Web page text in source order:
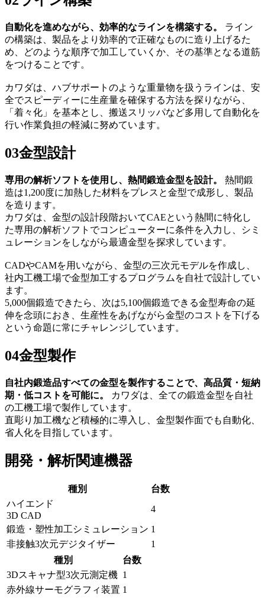
自動化を進めながら、効率的なラインを構築する。
ライン
の構築は、製品をより効率的で正確なものに造り上げるた
め、どのような順序で加工していくか、その基準となる道筋
をつけることです。
カワダは、ハブサポートのような重量物を扱うラインは、安
全でスピーディーに生産量を確保する方法を探りながら、
「着々化」を基本とし、搬送スリッパなど多用して自動化を
行い作業負担の軽減に努めています。
03金型設計
専用の解析ソフトを使用し、熱間鍛造金型を設計。
熱間鍛
造は1,200度に加熱した材料をプレスと金型で成形し、製品
を造ります。
カワダは、金型の設計段階おいてCAEという熱間に特化し
た専用の解析ソフトでコンピューターに条件を入力し、シミ
ュレーションをしながら最適金型を探求しています。
CADやCAMを用いながら、金型の三次元モデルを作成し、
社内工機工場で金型加工するプログラムを自社で設計してい
ます。
5,000個鍛造できたら、次は5,100個鍛造できる金型寿命の延
伸を念頭におき、生産性をあげながら金型のコストを下げる
という命題に常にチャレンジしています。
04金型製作
自社内鍛造品すべての金型を製作することで、高品質・短納
期・低コストを可能に。
カワダは、全ての鍛造金型を自社
の工機工場で製作しています。
直彫り加工機など積極的に導入し、金型製作面でも自動化、
省人化を目指しています。
開発・解析関連機器
種別
台数
ハイエンド
3D CAD
4
鍛造・塑性加工シミュレーション 1
非接触3次元デジタイザー
1
種別
台数
3Dスキャナ型3次元測定機 1
赤外線サーモグラフィ装置 1